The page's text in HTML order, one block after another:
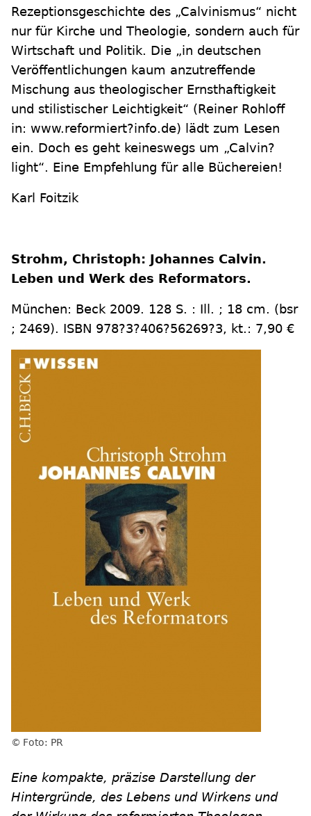
Rezeptionsgeschichte des „Calvinismus“ nicht
nur für Kirche und Theologie, sondern auch für
Wirtschaft und Politik. Die „in deutschen
Veröffentlichungen kaum anzutreffende
Mischung aus theologischer Ernsthaftigkeit
und stilistischer Leichtigkeit“ (Reiner Rohloff
in: www.reformiert?info.de) lädt zum Lesen
ein. Doch es geht keineswegs um „Calvin?
light“. Eine Empfehlung für alle Büchereien!
Karl Foitzik
Strohm, Christoph: Johannes Calvin.
Leben und Werk des Reformators.
München: Beck 2009. 128 S. : Ill. ; 18 cm. (bsr
; 2469). ISBN 978?3?406?56269?3, kt.: 7,90 €
Foto: PR
Eine kompakte, präzise Darstellung der
Hintergründe, des Lebens und Wirkens und